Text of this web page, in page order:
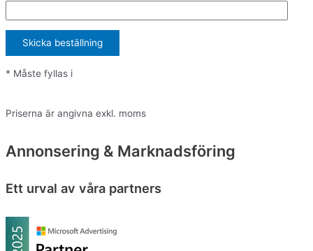
* Måste fyllas i
Priserna är angivna exkl. moms
Annonsering & Marknadsföring
Ett urval av våra partners